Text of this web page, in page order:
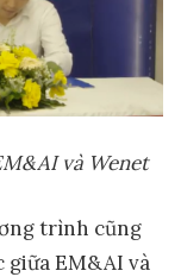
và Wenet
trình cũng
giữa EM&AI và